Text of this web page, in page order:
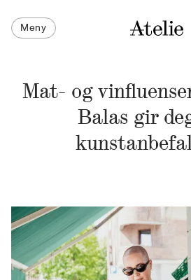
Meny
Mat- og
Balas gir